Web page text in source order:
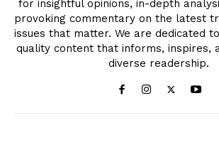
for insightful opinions, in-depth
provoking commentary on the latest
issues that matter. We are dedicated
quality content that informs, inspires,
diverse readership.